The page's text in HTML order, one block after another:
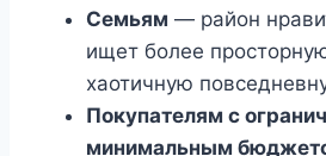
Семьям — район
ищет более
хаотичную
Покупателям с
минимальным